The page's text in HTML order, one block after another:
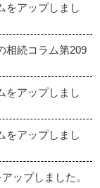
をアップしまし
相続コラム第209
をアップしまし
をアップしまし
ップしました。